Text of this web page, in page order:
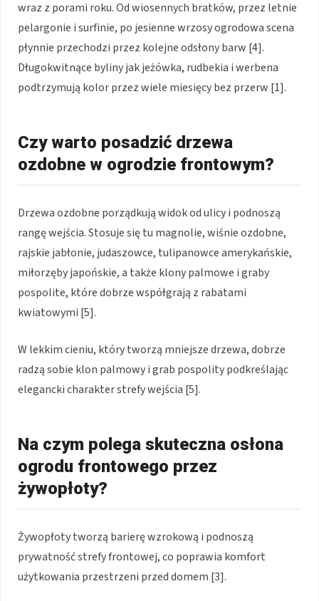
wraz z porami roku. Od wiosennych bratków, przez letnie
pelargonie i surfinie, po jesienne wrzosy ogrodowa scena
płynnie przechodzi przez kolejne odsłony barw [4].
Długokwitnące byliny jak jeżówka, rudbekia i werbena
podtrzymują kolor przez wiele miesięcy bez przerw [1].
Czy warto posadzić drzewa
ozdobne w ogrodzie frontowym?
Drzewa ozdobne porządkują widok od ulicy i podnoszą
rangę wejścia. Stosuje się tu magnolie, wiśnie ozdobne,
rajskie jabłonie, judaszowce, tulipanowce amerykańskie,
miłorzęby japońskie, a także klony palmowe i graby
pospolite, które dobrze współgrają z rabatami
kwiatowymi [5].
W lekkim cieniu, który tworzą mniejsze drzewa, dobrze
radzą sobie klon palmowy i grab pospolity podkreślając
elegancki charakter strefy wejścia [5].
Na czym polega skuteczna osłona
ogrodu frontowego przez
żywopłoty?
Żywopłoty tworzą barierę wzrokową i podnoszą
prywatność strefy frontowej, co poprawia komfort
użytkowania przestrzeni przed domem [3].